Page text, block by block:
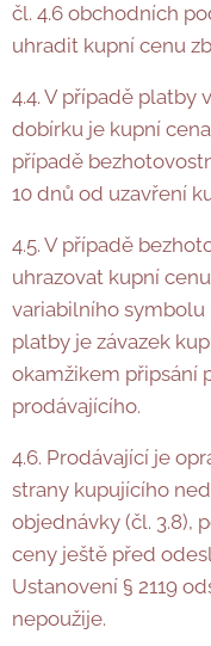
čl. 4.6 obchodních
uhradit kupní cenu
4.4. V případě platby
dobírku je kupní
případě
10 dnů od uzavření
4.5. V případě
uhrazovat kupní
variabilního symbolu
platby je závazek
okamžikem připsání
prodávajícího.
4.6. Prodávající je
strany kupujícího
objednávky (čl. 3.8),
ceny ještě před
Ustanovení § 2119
nepoužije.